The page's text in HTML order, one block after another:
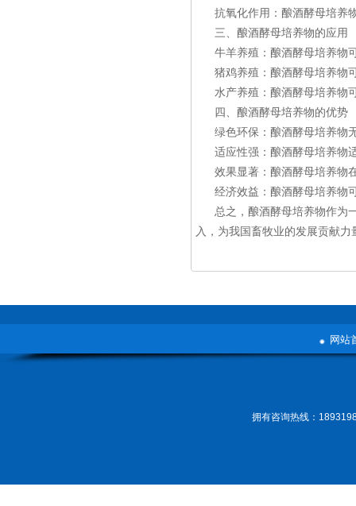
抗氧化作用：酿酒酵母培养
三、酿酒酵母培养物的应用
牛羊养殖：酿酒酵母培养物
猪鸡养殖：酿酒酵母培养物
水产养殖：酿酒酵母培养物
四、酿酒酵母培养物的优势
绿色环保：酿酒酵母培养物
适应性强：酿酒酵母培养物
效果显著：酿酒酵母培养物
经济效益：酿酒酵母培养物
总之，酿酒酵母培养物作为
入，为我国畜牧业的发展贡献力
网站
拥有咨询热线：